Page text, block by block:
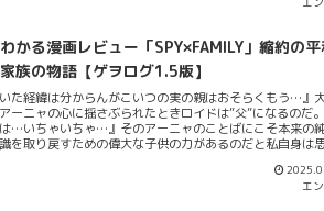
台となっている）。さらにはその土台となっている本編の
＆再開され現時点でも執筆が続いているということであ
おとこのこ」は”男の娘”である花岡まことを主人公として
人間模様と繊細な心理描写」（Wikipediaより）を描いてい
捻りを加えたジェンダー漫画といえないこともない。だが本
ンダーに特化した内容ではないことも原作者ぽむの言によ
いて「人間が問題を抱えたときどうやってその解決策を導
常識的で広めのレンジで話...
かる漫画レビュー「SPY×FAMILY」縮約の
族の物語【ゲヲログ1.5版】
いた経緯は分からんがこいつの実の親はおそらくもう…』
ーニャの心に揺さぶられたときロイドは”父”になるのだ。
は…いちゃいちゃ…』そのアーニャのことばにこそ本来の
を取り戻すための偉大な子供の力があるのだと私自身は
」は面白い。小説版も出ていて既刊9巻に過ぎない
決まり放映されこちらも大成功。加えてファンブックのよ
エ